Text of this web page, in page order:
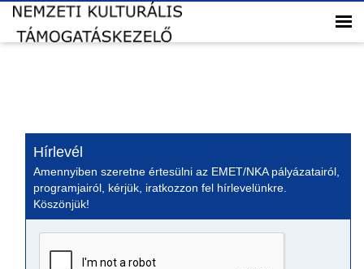
Hírlevél
Amennyiben szeretne értesülni az EMET/NKA pályázatairól,
programjairól, kérjük, iratkozzon fel hírlevelünkre.
Köszönjük!